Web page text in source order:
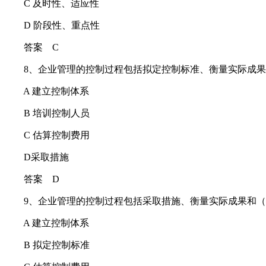
C 及时性、适应性
D 阶段性、重点性
答案 C
8、企业管理的控制过程包括拟定控制标准、衡量实际成果
A 建立控制体系
B 培训控制人员
C 估算控制费用
D采取措施
答案 D
9、企业管理的控制过程包括采取措施、衡量实际成果和（
A 建立控制体系
B 拟定控制标准